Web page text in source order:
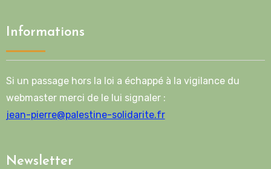
Informations
Si un passage hors la loi a échappé à la vigilance du
webmaster merci de le lui signaler :
jean-pierre@palestine-solidarite.fr
Newsletter